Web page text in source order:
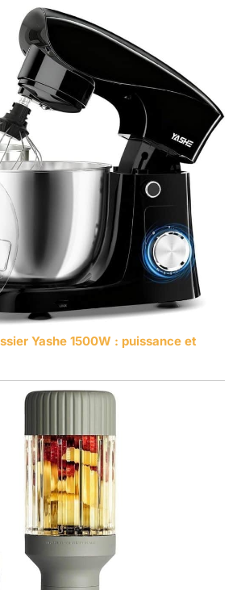
Yashe 1500W : puissance et